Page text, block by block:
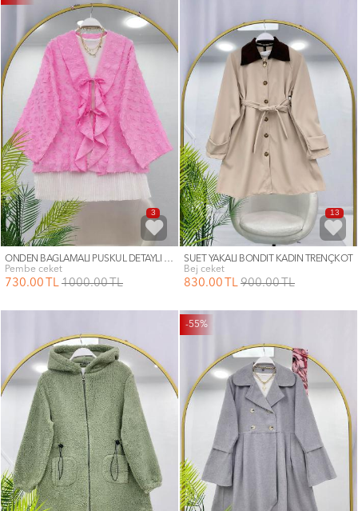
3
ÖNDEN BAĞLAMALI PÜSKÜL DETAYLI KİMONO
pembe ceket
730.00 TL 1000.00TL
13
SÜET YAKALI BONDİT KADIN TRENÇKOT
bej ceket
830.00 TL 900.00TL
-55%